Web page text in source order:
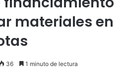
materiales en
36 1 minuto de lectura